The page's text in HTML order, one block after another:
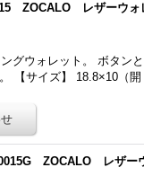
ZOCALO レザーウ
グウォレット。 ボタン
【サイズ】 18.8×10（開
ZOCALO レザー